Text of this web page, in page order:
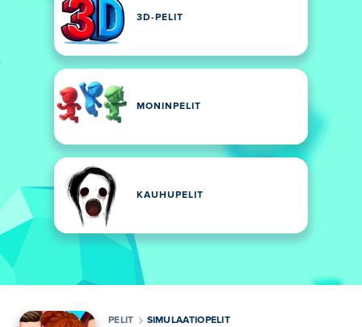
3D-PELIT
MONINPELIT
KAUHUPELIT
PELIT SIMULAATIOPELIT